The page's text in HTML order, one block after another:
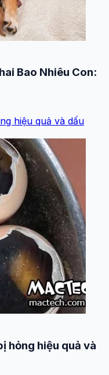
Bao Nhiêu Con:
hiệu quả và dấu
hỏng hiệu quả và